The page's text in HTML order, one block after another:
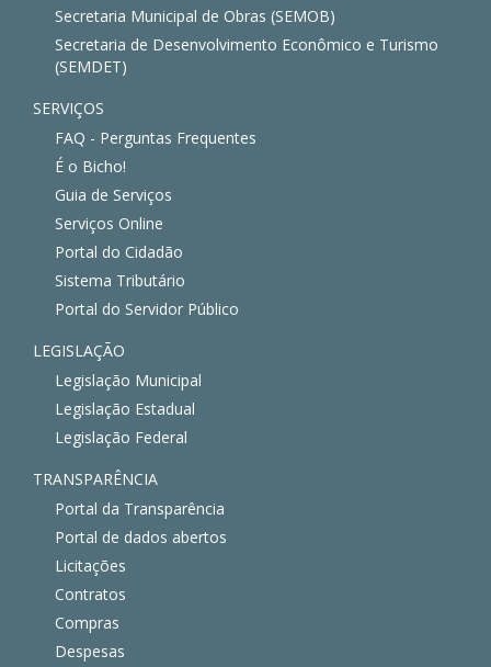
Secretaria Municipal de Obras (SEMOB)
Secretaria de Desenvolvimento Econômico e Turismo
(SEMDET)
SERVIÇOS
FAQ - Perguntas Frequentes
É o Bicho!
Guia de Serviços
Serviços Online
Portal do Cidadão
Sistema Tributário
Portal do Servidor Público
LEGISLAÇÃO
Legislação Municipal
Legislação Estadual
Legislação Federal
TRANSPARÊNCIA
Portal da Transparência
Portal de dados abertos
Licitações
Contratos
Compras
Despesas